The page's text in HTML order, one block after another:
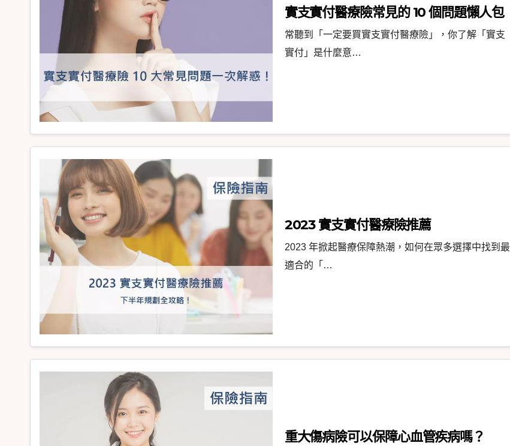
實支實付醫療險常見的 10 個問題懶人包
常聽到「一定要買實支實付醫療險」，你了解「實支
實付」是什麼意…
2023 實支實付醫療險推薦
2023 年掀起醫療保障熱潮，如何在眾多選擇中找到最
適合的「…
重大傷病險可以保障心血管疾病嗎？